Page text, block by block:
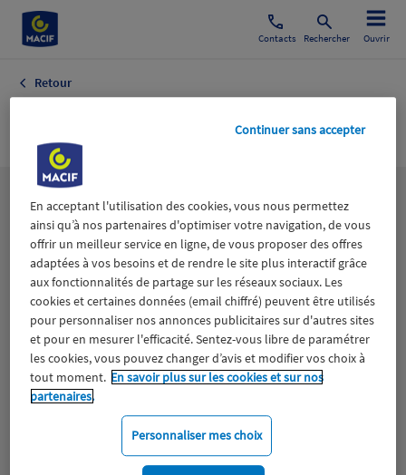
Contacts Rechercher Ouvrir
Retour
Lesthématiques
Aidants Catastrophes naturelles Climat
ESS
Expérience clients Fondation Macif Jeunesse
Mobilité
Protection de l'environnement
En acceptant l'utilisation des cookies, vous nous permettez
ainsi qu’à nos partenaires d'optimiser votre navigation, de vous
offrir un meilleur service en ligne, de vous proposer des offres
adaptées à vos besoins et de rendre le site plus interactif grâce
aux fonctionnalités de partage sur les réseaux sociaux. Les
cookies et certaines données (email chiffré) peuvent être utilisés
pour personnaliser nos annonces publicitaires sur d'autres sites
et pour en mesurer l'efficacité. Sentez-vous libre de paramétrer
les cookies, vous pouvez changer d’avis et modifier vos choix à
tout moment. En savoir plus sur les cookies et sur nos
partenaires.
Personnaliser mes choix
Continuer sans accepter